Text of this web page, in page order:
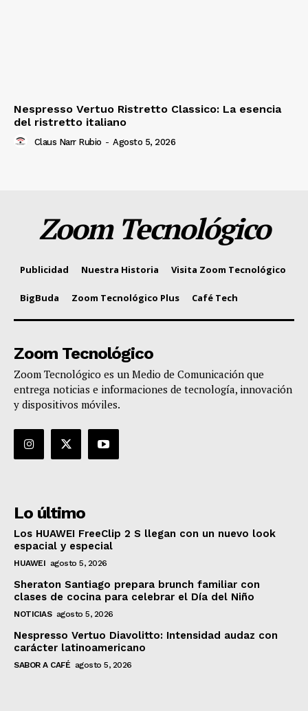
Nespresso Vertuo Ristretto Classico: La esencia
del ristretto italiano
Claus Narr Rubio - Agosto 5, 2026
Zoom Tecnológico
Publicidad Nuestra Historia Visita Zoom Tecnológico
BigBuda Zoom Tecnológico Plus Café Tech
Zoom Tecnológico
Zoom Tecnológico es un Medio de Comunicación que
entrega noticias e informaciones de tecnología, innovación
y dispositivos móviles.
Lo último
Los HUAWEI FreeClip 2 S llegan con un nuevo look
espacial y especial
HUAWEI agosto 5, 2026
Sheraton Santiago prepara brunch familiar con
clases de cocina para celebrar el Día del Niño
NOTICIAS agosto 5, 2026
Nespresso Vertuo Diavolitto: Intensidad audaz con
carácter latinoamericano
SABOR A CAFÉ agosto 5, 2026